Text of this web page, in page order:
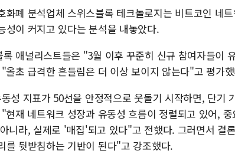
화폐 분석업체 스위스블록 테크놀로지는 비트코인 네
성이 커지고 있다는 분석을 내놓았다.
록 애널리스트들은 "3월 이후 꾸준히 신규 참여자들이
올초 급격한 흔들림은 더 이상 보이지 않는다"고 평가
성 지표가 50선을 안정적으로 웃돌기 시작하면, 단기
현재 네트워크 성장과 유동성 흐름이 정렬되고 있어,
니라, 실제로 '매집'되고 있다"고 전했다. 그러면서 결
를 뒷받침하는 기반이 된다"고 강조했다.